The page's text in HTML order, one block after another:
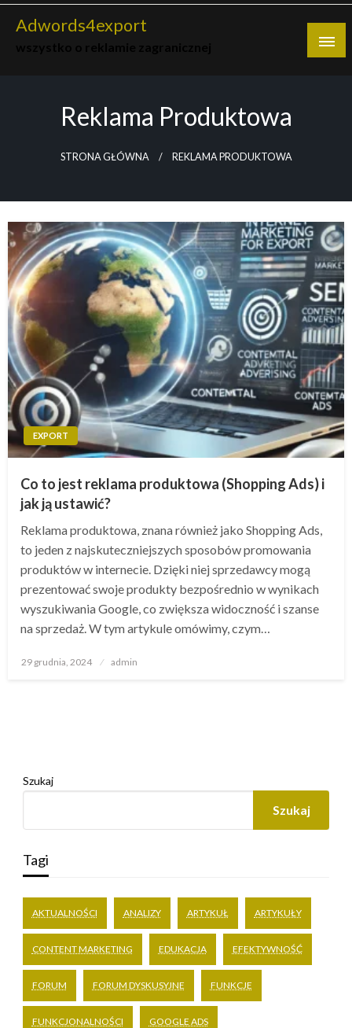
Skip
Adwords4export
Reklama Produktowa
STRONA GŁÓWNA REKLAMA PRODUKTOWA
EXPORT
Co to jest reklama produktowa (Shopping Ads) i
jak ją ustawić?
Reklama produktowa, znana również jako Shopping Ads,
to jeden z najskuteczniejszych sposobów promowania
produktów w internecie. Dzięki niej sprzedawcy mogą
prezentować swoje produkty bezpośrednio w wynikach
wyszukiwania Google, co zwiększa widoczność i szanse
na sprzedaż. W tym artykule omówimy, czym…
Opublikowane
29 grudnia, 2024 admin
Szukaj
Szukaj
Tagi
AKTUALNOŚCI ANALIZY ARTYKUŁ ARTYKUŁY
CONTENT MARKETING EDUKACJA EFEKTYWNOŚĆ
FORUM FORUM DYSKUSYJNE FUNKCJE
FUNKCJONALNOŚCI GOOGLE ADS